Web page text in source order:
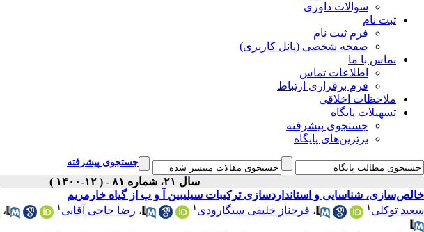
سوالات داوری
ثبت نام
فرم ثبت نام
صفحه شخصی (پانل کاربری)
تماس با ما
اطلاعات تماس
فرم برقراری ارتباط
ملاحظات اخلاقی
تسهیلات پایگاه
جستجوی پیشرفته
برترین‌های پایگاه
جستجوی پیشرفته
سال ۲۱، شماره ۸۱ - ( ۱۲-۱۴۰۰ )
خالص‌سازی، شناسایی و استانداردسازی ترکیبات سیلی‎بین آ و ب از گیاه خارمریم
سعید توکلی ۱ ، فرحناز خلیقی سیگارودی ۱ ، رضا حاجی آقایی ۱ ،